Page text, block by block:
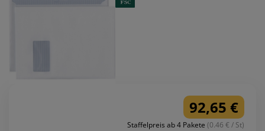
92,65 €
Staffelpreis ab 4 Pakete (0.46 € / St)